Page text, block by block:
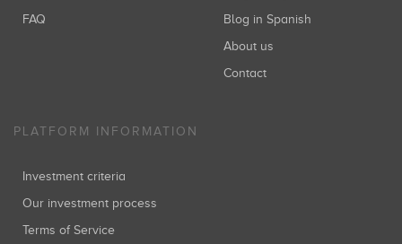
FAQ
Blog in Spanish
About us
Contact
PLATFORM INFORMATION
Investment criteria
Our investment process
Terms of Service